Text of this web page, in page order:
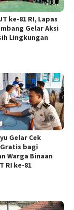
ke-81 RI, Lapas
Gelar Aksi
Lingkungan
Gelar Cek
bagi
Warga Binaan
RI ke-81